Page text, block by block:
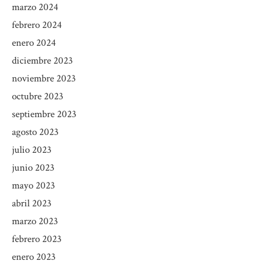
marzo 2024
febrero 2024
enero 2024
diciembre 2023
noviembre 2023
octubre 2023
septiembre 2023
agosto 2023
julio 2023
junio 2023
mayo 2023
abril 2023
marzo 2023
febrero 2023
enero 2023